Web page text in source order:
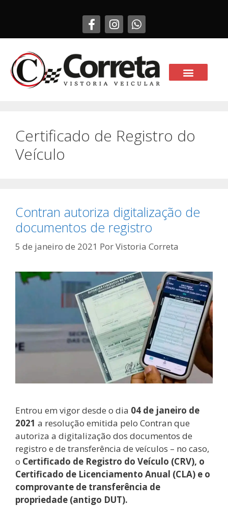
Certificado de Registro do
Veículo
Contran autoriza digitalização de
documentos de registro
5 de janeiro de 2021 PorVistoria Correta
Entrou em vigor desde o dia 04 de janeiro de
2021 a resolução emitida pelo Contran que
autoriza a digitalização dos documentos de
registro e de transferência de veículos – no caso,
o Certificado de Registro do Veículo (CRV), o
Certificado de Licenciamento Anual (CLA) e o
comprovante de transferência de
propriedade (antigo DUT).